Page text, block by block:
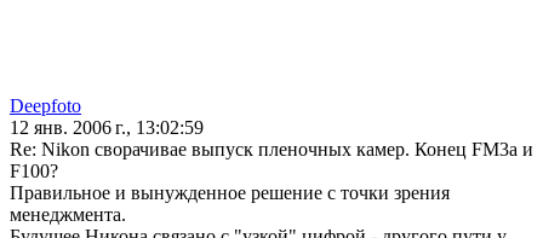
Deepfoto
12 янв. 2006 г., 13:02:59
Re: Nikon сворачивае выпуск пленочных камер. Конец FM3a и
F100?
Правильное и вынужденное решение с точки зрения
менеджмента.